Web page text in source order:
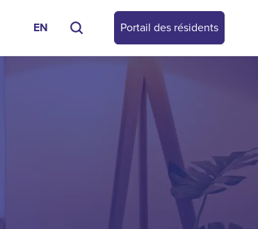
EN Portail des résidents